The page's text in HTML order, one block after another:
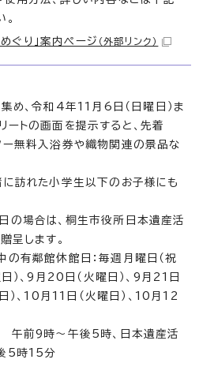
ぐり」案内ページ （外部リンク）
め、令和4年11月6日（日曜日）ま
ートの画面を提示すると、先着
無料入浴券や織物関連の景品な
に訪れた小学生以下のお子様にも
の場合は、桐生市役所日本遺産活
呈します。
有鄰館休館日：毎週月曜日（祝
）、9月20日（火曜日）、9月21日
）、10月11日（火曜日）、10月12
午前9時～午後5時、日本遺産活
5時15分